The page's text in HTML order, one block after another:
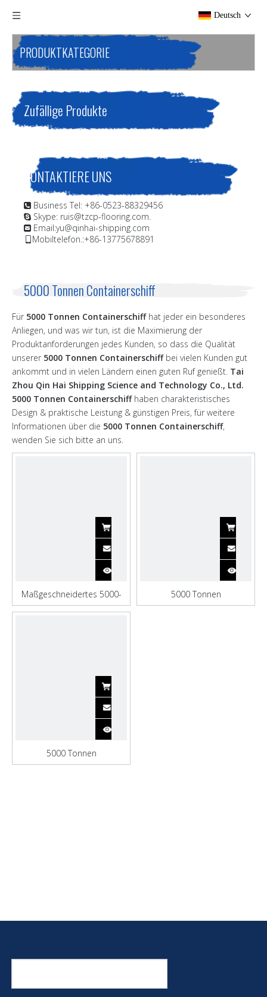
Deutsch
PRODUKTKATEGORIE
Zufällige Produkte
KONTAKTIERE UNS
 Business Tel: +86-0523-88329456
 Skype: ruis@tzcp-flooring.com.
 Email:yu@qinhai-shipping.com
Mobiltelefon.:+86-13775678891
5000 Tonnen Containerschiff
Für 5000 Tonnen Containerschiffhat jeder ein besonderes
Anliegen, und was wir tun, ist die Maximierung der
Produktanforderungen jedes Kunden, so dass die Qualität
unserer 5000 Tonnen Containerschiffbei vielen Kunden gut
ankommt und in vielen Ländern einen guten Ruf genießt. Tai
Zhou Qin Hai Shipping Science and Technology Co., Ltd.
5000 Tonnen Containerschiffhaben charakteristisches
Design & praktische Leistung & günstigen Preis, für weitere
Informationen über die 5000 Tonnen Containerschiff,
wenden Sie sich bitte an uns.
Maßgeschneidertes 5000-
Tonnen-
5000 Tonnen
selbstentladendes
5000 Tonnen
maßgeschneidertes